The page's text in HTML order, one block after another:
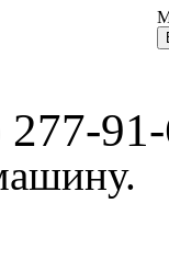
277-